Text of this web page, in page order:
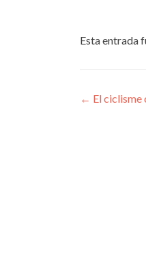
Esta entrada
← El ciclisme